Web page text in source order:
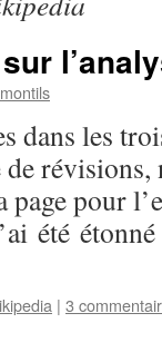
dans les
pour
été
| 3